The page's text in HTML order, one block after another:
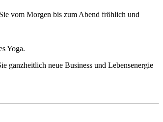
vom Morgen bis zum Abend fröhlich und
Yoga.
ganzheitlich neue Business und Lebensenergie